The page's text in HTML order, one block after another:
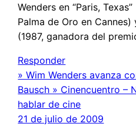
Wenders en “Paris,
Palma de Oro en Cannes)
(1987, ganadora del
Responder
» Wim Wenders avanza
Bausch » Cinencuentro –
hablar de cine
21 de julio de 2009